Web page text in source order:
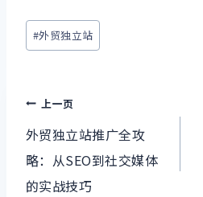
文
章
签：
#外贸独立站
文
章
导
上一页
外贸独立站推广全攻
略：从SEO到社交媒体
的实战技巧